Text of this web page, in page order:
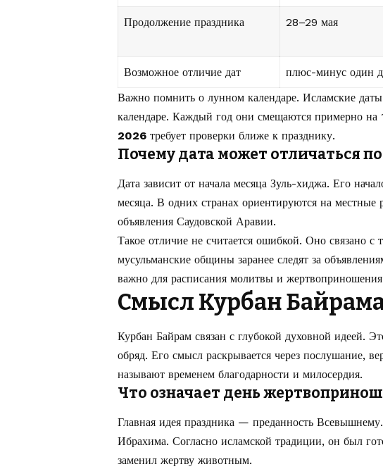
Продолжение праздника 28–29 мая
Возможное отличие дат плюс-минус один
Важно помнить о лунном календаре. Исламские
календаре. Каждый год они смещаются примерно на
2026 требует проверки ближе к празднику.
Почему дата может отличаться
Дата зависит от начала месяца Зуль-хиджа. Его
месяца. В одних странах ориентируются на
объявления Саудовской Аравии.
Такое отличие не считается ошибкой. Оно связано
мусульманские общины заранее следят за
важно для расписания молитвы и
Смысл Курбан
Курбан Байрам связан с глубокой духовной идеей.
обряд. Его смысл раскрывается через послушание,
называют временем благодарности и милосердия.
Что означает день
Главная идея праздника — преданность
Ибрахима. Согласно исламской традиции, он был
заменил жертву животным.